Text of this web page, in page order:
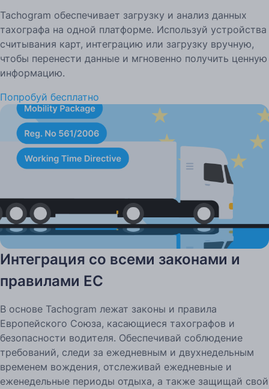
Tachogram обеспечивает загрузку и анализ данных
тахографа на одной платформе. Используй устройства
считывания карт, интеграцию или загрузку вручную,
чтобы перенести данные и мгновенно получить ценную
информацию.
Попробуй бесплатно
Интеграция со всеми законами и
правилами ЕС
В основе Tachogram лежат законы и правила
Европейского Союза, касающиеся тахографов и
безопасности водителя. Обеспечивай соблюдение
требований, следи за ежедневным и двухнедельным
временем вождения, отслеживай ежедневные и
еженедельные периоды отдыха, а также защищай свой